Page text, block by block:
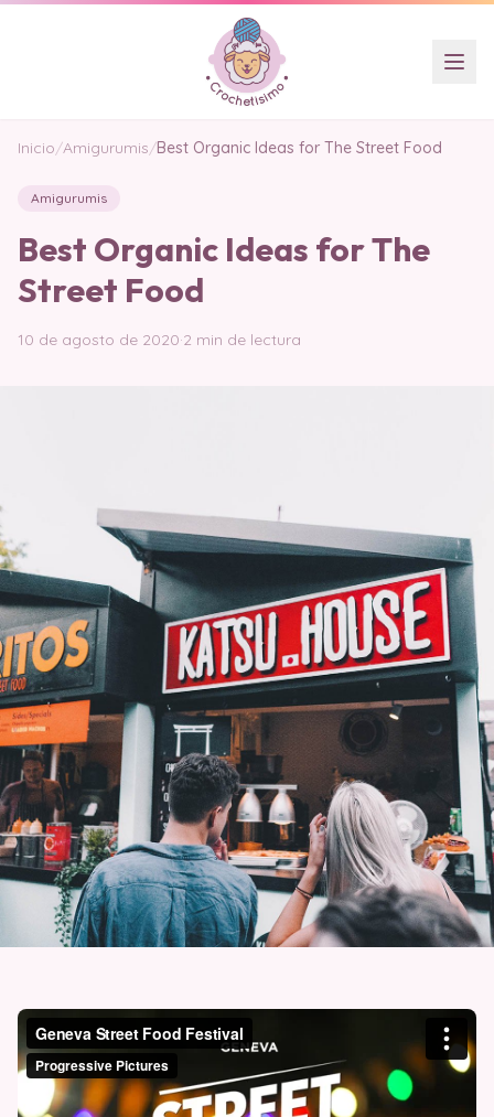
Inicio/Amigurumis/Best Organic Ideas for The Street Food
Amigurumis
Best Organic Ideas for The
Street Food
10 de agosto de 2020·2 min de lectura